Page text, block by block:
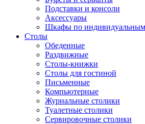
Подставки и консоли
Аксессуары
Шкафы по индивидуальным
Столы
Обеденные
Раздвижные
Столы-книжки
Столы для гостиной
Письменные
Компьютерные
Журнальные столики
Туалетные столики
Сервировочные столики